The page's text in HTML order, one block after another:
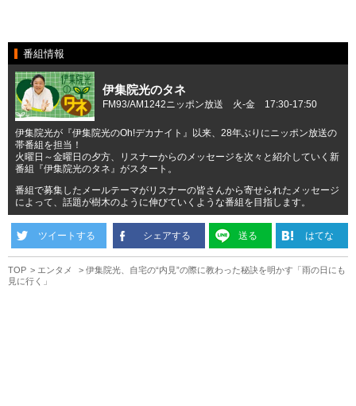
番組情報
伊集院光のタネ
FM93/AM1242ニッポン放送 火-金 17:30-17:50
伊集院光が『伊集院光のOh!デカナイト』以来、28年ぶりにニッポン放送の
帯番組を担当！
火曜日～金曜日の夕方、リスナーからのメッセージを次々と紹介していく新
番組『伊集院光のタネ』がスタート。
番組で募集したメールテーマがリスナーの皆さんから寄せられたメッセージ
によって、話題が樹木のように伸びていくような番組を目指します。
ツイートする シェアする 送る はてな
TOP エンタメ
伊集院光、自宅の“内見”の際に教わった秘訣を明かす「雨の日にも
見に行く」